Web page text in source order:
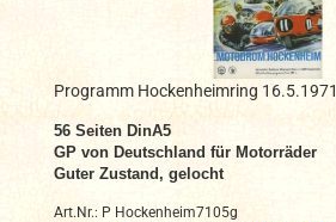
Programm Hockenheimring 16.5.1971
56 Seiten DinA5
GP von Deutschland für Motorräder
Guter Zustand, gelocht
Art.Nr.: P Hockenheim7105g